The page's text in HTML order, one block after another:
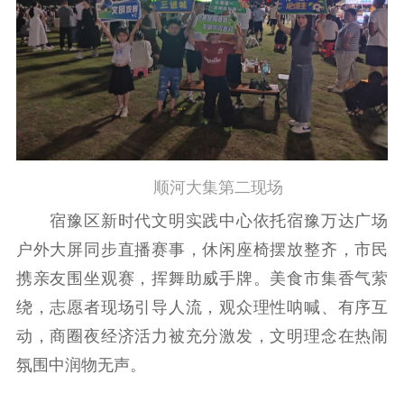
文化文艺
精品生产 文化惠民
文化传承
文化交流
体制改革
文化产业
紫金文化艺术节
品牌活动 紫艺舞台
精神文明
文明实践
先进典型
社会宣传
思想政治教育 爱国主义教育
全民国防教育
红色资源保护利
顺河大集第二现场
宿豫区新时代文明实践中心依托宿豫万达广场
户外大屏同步直播赛事，休闲座椅摆放整齐，市民
携亲友围坐观赛，挥舞助威手牌。美食市集香气萦
绕，志愿者现场引导人流，观众理性呐喊、有序互
动，商圈夜经济活力被充分激发，文明理念在热闹
氛围中润物无声。